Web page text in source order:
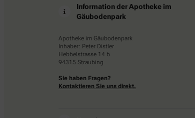
Information der Apotheke im
Gäubodenpark
Apotheke im Gäubodenpark
Inhaber: Peter Distler
Hebbelstrasse 14 b
94315 Straubing
Sie haben Fragen?
Kontaktieren Sie uns direkt.